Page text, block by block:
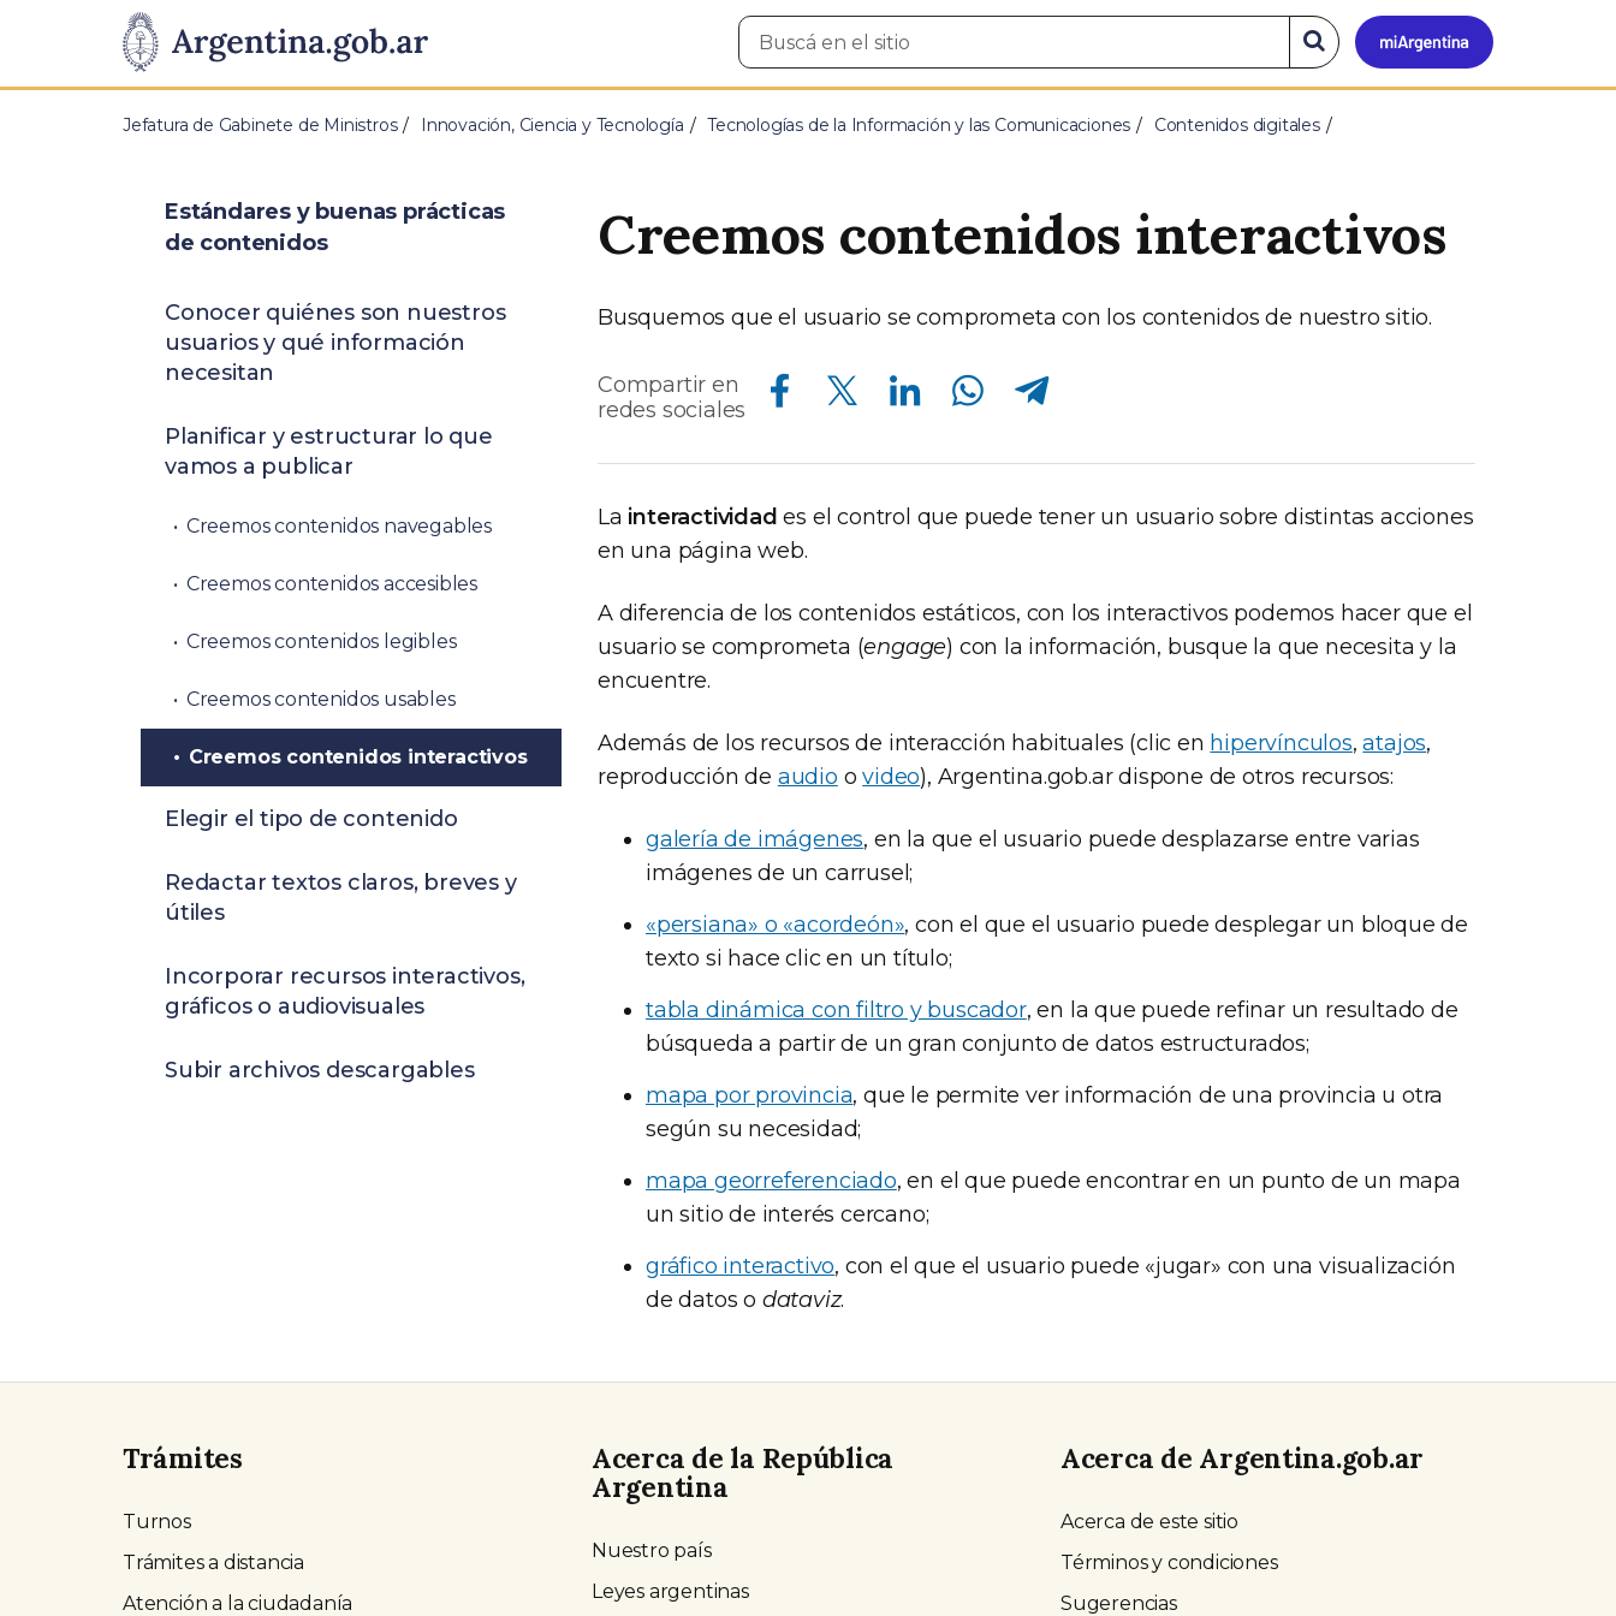
Presidencia
de
Pasar al contenido principal
Mi
Buscar
en
Buscar
en
el
sitio
Jefatura de Gabinete de Ministros Innovación, Ciencia y Tecnología Tecnologías de la Información y las Comunicaciones Contenidos digitales
Creemos contenidos interactivos
Busquemos que el usuario se comprometa con los contenidos de nuestro sitio.
Compartir en
redes sociales
Compartir en Facebook Compartir en Twitter Compartir en Linkedin Compartir en Whatsapp Compartir en Telegram
La interactividad es el control que puede tener un usuario sobre distintas acciones
en una página web.
A diferencia de los contenidos estáticos, con los interactivos podemos hacer que el
usuario se comprometa (engage) con la información, busque la que necesita y la
encuentre.
Además de los recursos de interacción habituales (clic en hipervínculos,atajos,
reproducción de audio ovideo), Argentina.gob.ar dispone de otros recursos:
galería de imágenes, en la que el usuario puede desplazarse entre varias
imágenes de un carrusel;
«persiana» o «acordeón», con el que el usuario puede desplegar un bloque de
texto si hace clic en un título;
tabla dinámica con filtro y buscador, en la que puede refinar un resultado de
búsqueda a partir de un gran conjunto de datos estructurados;
mapa por provincia, que le permite ver información de una provincia u otra
según su necesidad;
mapa georreferenciado, en el que puede encontrar en un punto de un mapa
un sitio de interés cercano;
gráfico interactivo, con el que el usuario puede «jugar» con una visualización
de datos o dataviz.
Estándares y buenas prácticas
de contenidos
Conocer quiénes son nuestros
usuarios y qué información
necesitan
Planificar y estructurar lo que
vamos a publicar
Creemos contenidos navegables
Creemos contenidos accesibles
Creemos contenidos legibles
Creemos contenidos usables
Creemos contenidos interactivos
Elegir el tipo de contenido
Redactar textos claros, breves y
útiles
Incorporar recursos interactivos,
gráficos o audiovisuales
Subir archivos descargables
Trámites
Turnos
Trámites a distancia
Atención a la ciudadanía
Acerca de la República
Argentina
Nuestro país
Leyes argentinas
Acerca de Argentina.gob.ar
Acerca de este sitio
Términos y condiciones
Sugerencias